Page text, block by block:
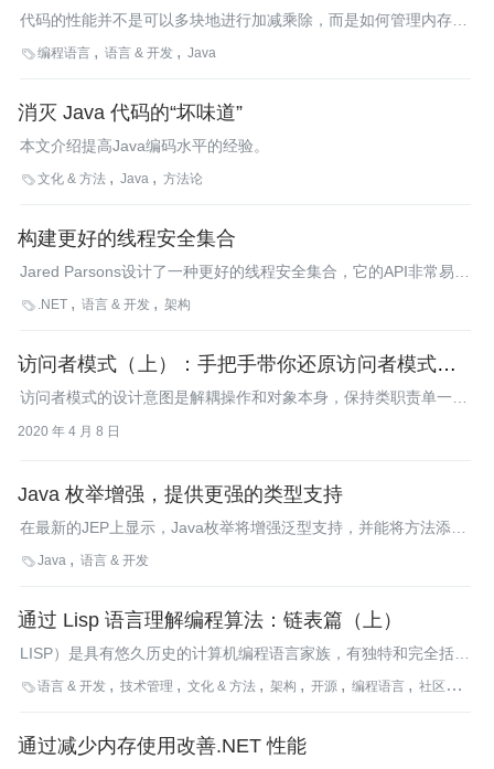
代码的性能并不是可以多块地进行加减乘除，而是如何管理内存、
磁盘、网络、内核等计算机资源，已达到性能最优化。
编程语言 语言 & 开发 Java
消灭 Java 代码的“坏味道”
本文介绍提高Java编码水平的经验。
文化 & 方法 Java 方法论
构建更好的线程安全集合
Jared Parsons设计了一种更好的线程安全集合，它的API非常易于
使用和理解，这是因为Jared采用了一种鼓励，但不强制线程安全
 .NET 语言 & 开发 架构
访问者模式（上）：手把手带你还原访问者模式诞生
的思维过程
访问者模式的设计意图是解耦操作和对象本身，保持类职责单一、
满足开闭原则以及应对代码的复杂性。
2020 年 4 月 8 日
Java 枚举增强，提供更强的类型支持
在最新的JEP上显示，Java枚举将增强泛型支持，并能将方法添加
到单个项目上去。这两个功能可以通过一次更改进行交付，原因是
Java 语言 & 开发
通过 Lisp 语言理解编程算法：链表篇（上）
LISP）是具有悠久历史的计算机编程语言家族，有独特和完全括号
的前缀符号表示法。通过上下篇的形式进行翻译发布。
语言 & 开发 技术管理 文化 & 方法 架构 开源 编程语言 社区 方法
通过减少内存使用改善.NET 性能